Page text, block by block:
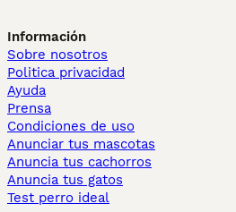
Información
Sobre nosotros
Politica privacidad
Ayuda
Prensa
Condiciones de uso
Anunciar tus mascotas
Anuncia tus cachorros
Anuncia tus gatos
Test perro ideal